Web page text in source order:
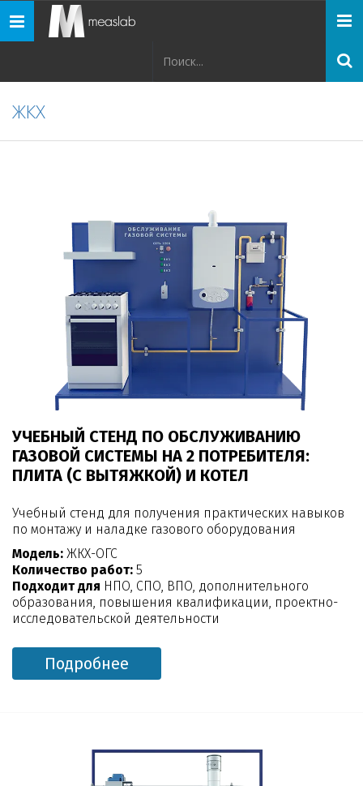
Панель
навигации
ЖКХ
УЧЕБНЫЙ СТЕНД ПО ОБСЛУЖИВАНИЮ
ГАЗОВОЙ СИСТЕМЫ НА 2 ПОТРЕБИТЕЛЯ:
ПЛИТА (С ВЫТЯЖКОЙ) И КОТЕЛ
Учебный стенд для получения практических навыков
по монтажу и наладке газового оборудования
Модель: ЖКХ-ОГС
Количество работ: 5
Подходит для НПО, СПО, ВПО, дополнительного
образования, повышения квалификации, проектно-
исследовательской деятельности
Подробнее